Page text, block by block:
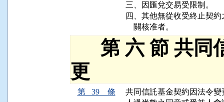
三、因匯兌交易受限制。
四、其他無從收受終止契
    關核准者。
第 六 節 共同
更
第 39 條
共同信託基金契約因法令